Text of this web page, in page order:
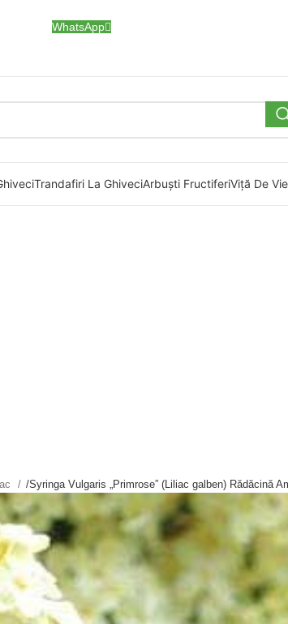
WhatsApp
Trandafiri La GhiveciArbuști FructiferiViță De Vie
/Syringa Vulgaris „Primrose” (Liliac galben) Rădăcină